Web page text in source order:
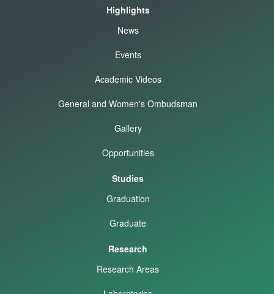
Highlights
News
Events
Academic Videos
General and Women's Ombudsman
Gallery
Opportunities
Studies
Graduation
Graduate
Research
Research Areas